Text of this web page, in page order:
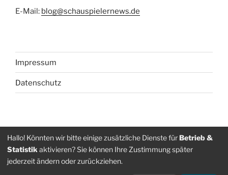
E-Mail: blog@schauspielernews.de
Impressum
Datenschutz
Folge
uns
auf
Folge
uns
auf
Hallo! Könnten wir bitte einige zusätzliche Dienste fürBetrieb &
Statistik aktivieren? Sie können Ihre Zustimmung später
jederzeit ändern oder zurückziehen.